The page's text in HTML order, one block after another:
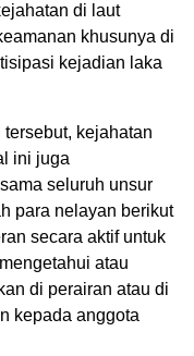
di laut
khusunya di
kejadian laka
kejahatan
ini juga
seluruh unsur
para nelayan berikut
secara aktif untuk
atau
di perairan atau di
kepada anggota